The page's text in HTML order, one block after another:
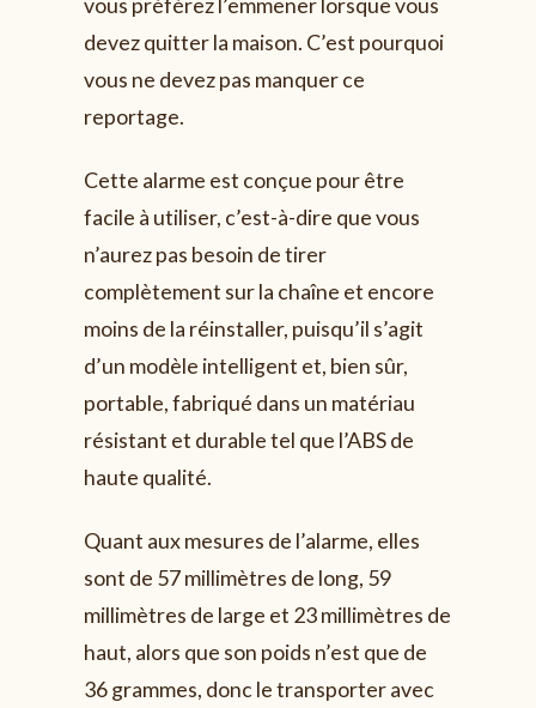
devez quitter la maison. C’est pourquoi
vous ne devez pas manquer ce
reportage.
Cette alarme est conçue pour être
facile à utiliser, c’est-à-dire que vous
n’aurez pas besoin de tirer
complètement sur la chaîne et encore
moins de la réinstaller, puisqu’il s’agit
d’un modèle intelligent et, bien sûr,
portable, fabriqué dans un matériau
résistant et durable tel que l’ABS de
haute qualité.
Quant aux mesures de l’alarme, elles
sont de 57 millimètres de long, 59
millimètres de large et 23 millimètres de
haut, alors que son poids n’est que de
36 grammes, donc le transporter avec